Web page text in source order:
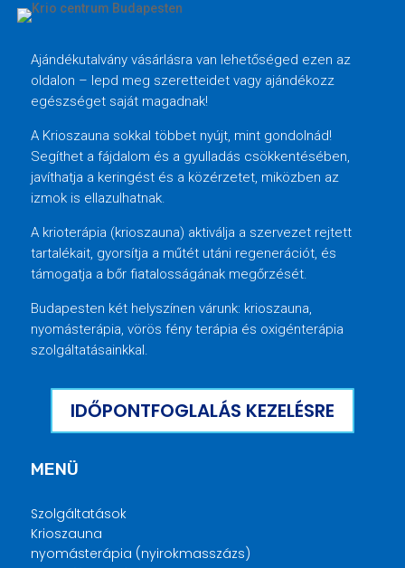
Ajándékutalvány vásárlásra van lehetőséged ezen az
oldalon – lepd meg szeretteidet vagy ajándékozz
egészséget saját magadnak!
A Krioszauna sokkal többet nyújt, mint gondolnád!
Segíthet a fájdalom és a gyulladás csökkentésében,
javíthatja a keringést és a közérzetet, miközben az
izmok is ellazulhatnak.
A krioterápia (krioszauna) aktiválja a szervezet rejtett
tartalékait, gyorsítja a műtét utáni regenerációt, és
támogatja a bőr fiatalosságának megőrzését.
Budapesten két helyszínen várunk: krioszauna,
nyomásterápia, vörös fény terápia és oxigénterápia
szolgáltatásainkkal.
IDŐPONTFOGLALÁS KEZELÉSRE
MENÜ
Szolgáltatások
Krioszauna
nyomásterápia (nyirokmasszázs)